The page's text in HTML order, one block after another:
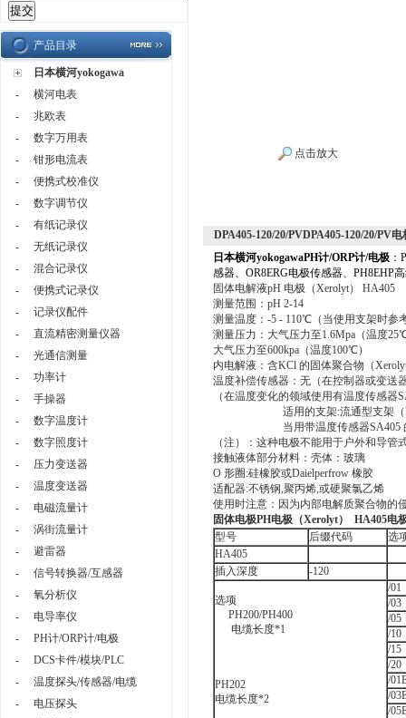
产品目录
日本横河yokogawa
-
横河电表
-
兆欧表
-
数字万用表
-
钳形电流表
-
便携式校准仪
-
数字调节仪
-
有纸记录仪
-
无纸记录仪
-
混合记录仪
-
便携式记录仪
-
记录仪配件
-
直流精密测量仪器
-
光通信测量
-
功率计
-
手操器
-
数字温度计
-
数字照度计
-
压力变送器
-
温度变送器
-
电磁流量计
-
涡街流量计
-
避雷器
-
信号转换器/互感器
-
氧分析仪
-
电导率仪
-
PH计/ORP计/电极
-
DCS卡件/模块/PLC
-
温度探头/传感器/电缆
-
电压探头
点击放大
DPA405-120/20/PVDPA405-120/20/PV电
日本横河yokogawaPH计/ORP计/电极：
感器、 OR8ERG电极传感器、 PH8EHP
固体电解液pH 电极（Xerolyt） HA405
测量范围：pH 2-14
测量温度：-5 - 110℃（当使用支架时参
测量压力：大气压力至1.6Mpa（温度
大气压力至600kpa（温度100℃）
内电解液：含KCl 的固体聚合物（
温度补偿传感器：无（在控制器或变送
（在温度变化的领域使用有温度传感器
适用的支架:流通型支架
当用带温度传感器SA405
（注）：这种电极不能用于户外和导管
接触液体部分材料：壳体：玻璃
O 形圈:硅橡胶或Daielperfrow 橡胶
适配器:不锈钢,聚丙烯,或硬聚氯乙烯
使用时注意：因为内部电解质聚合物的
固体电极PH电极（Xerolyt） HA405电
型号
后缀代码
选
HA405
插入深度
-120
选项
PH200/PH400
电缆长度*1
PH202
电缆长度*2
/01
/03
/05
/10
/15
/20
/
/
/